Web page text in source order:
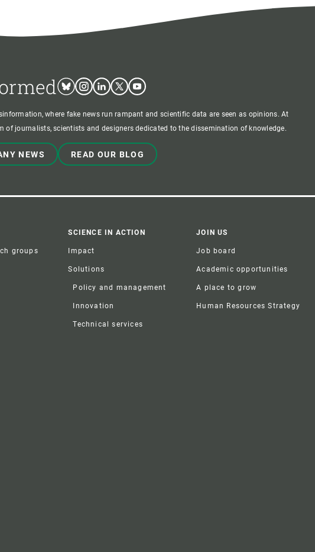
BlueskyInstagram
LinkedinTwitterYoutube
where fake news run rampant and scientific data are seen as opinions. At
of journalists, scientists and designers dedicated to the dissemination of knowledge.
NEWS READ OUR BLOG
groups
SCIENCE IN ACTION
Impact
Solutions
Policy and management
Innovation
Technical services
JOIN US
Job board
Academic opportunities
A place to grow
Human Resources Strategy